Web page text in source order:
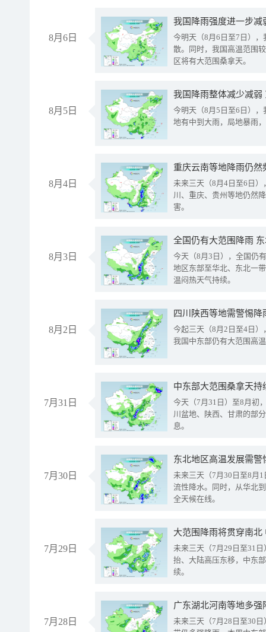
8月6日
今明天（8月6日至7日）
散。同时，我国高温范围
区将有大范围桑拿天。
8月5日
我国降雨整体减少减弱
今明天（8月5日至6日）
地有中到大雨，局地暴雨
8月4日
重庆云南等地降雨仍然
未来三天（8月4日至6日
川、重庆、贵州等地仍然
害。
8月3日
全国仍有大范围降雨
今天（8月3日），全国仍
地区东部至华北、东北一
温闷热天气持续。
8月2日
今起三天（8月2日至4日
我国中东部仍有大范围高
7月31日
中东部大范围桑拿天
今天（7月31日）至8月初
川盆地、陕西、甘肃的部
息。
7月30日
东北地区高温发展需
未来三天（7月30日至8月
流性降水。同时，从华北
全天候在线。
7月29日
大范围降雨将贯穿南
未来三天（7月29日至31
抬、大陆高压东移，中东
续。
7月28日
广东湖北河南等地多
未来三天（7月28日至30